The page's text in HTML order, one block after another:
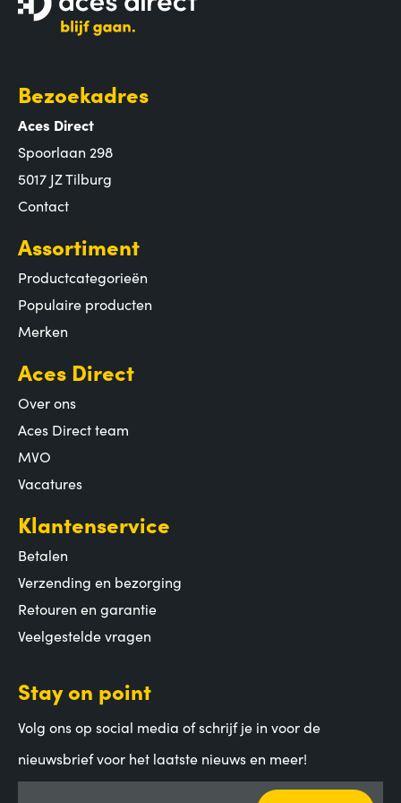
Bezoekadres
Aces Direct
Spoorlaan 298
5017 JZ Tilburg
Contact
Assortiment
Productcategorieën
Populaire producten
Merken
Aces Direct
Over ons
Aces Direct team
MVO
Vacatures
Klantenservice
Betalen
Verzending en bezorging
Retouren en garantie
Veelgestelde vragen
Stay on point
Volg ons op social media of schrijf je in voor de
nieuwsbrief voor het laatste nieuws en meer!